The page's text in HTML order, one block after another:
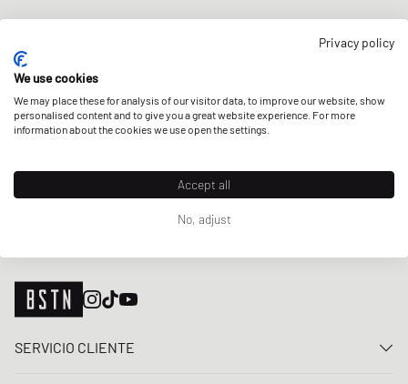
Obtenga un 5% de descuento de bienvenida y las últimas
actualizaciones de BSTN Raffles y New Arrivals. ¡Regístrese ahora!
Correo electrónico
REGÍSTRATE
SERVICIO CLIENTE
Privacy policy
We use cookies
We may place these for analysis of our visitor data, to improve our website, show
personalised content and to give you a great website experience. For more
information about the cookies we use open the settings.
Accept all
No, adjust